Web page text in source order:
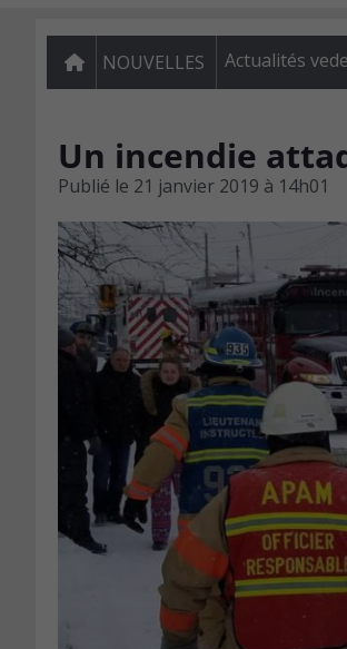
NOUVELLES Actualités
Un incendie
Publié le 21 janvier 2019 à 14h01